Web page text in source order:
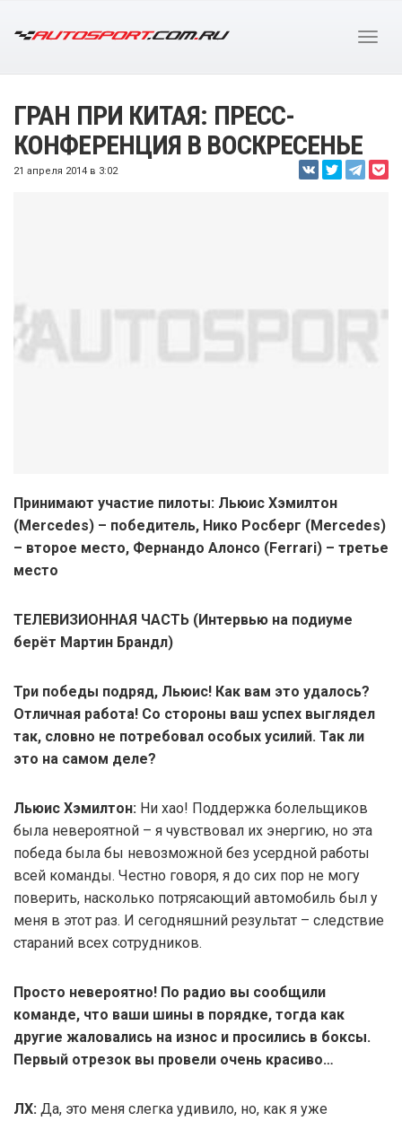
ГРАН ПРИ КИТАЯ: ПРЕСС-
КОНФЕРЕНЦИЯ В ВОСКРЕСЕНЬЕ
21 апреля 2014 в 3:02
Принимают участие пилоты: Льюис Хэмилтон
(Mercedes) – победитель, Нико Росберг (Mercedes)
– второе место, Фернандо Алонсо (Ferrari) – третье
место
ТЕЛЕВИЗИОННАЯ ЧАСТЬ (Интервью на подиуме
берёт Мартин Брандл)
Три победы подряд, Льюис! Как вам это удалось?
Отличная работа! Со стороны ваш успех выглядел
так, словно не потребовал особых усилий. Так ли
это на самом деле?
Льюис Хэмилтон: Ни хао! Поддержка болельщиков
была невероятной – я чувствовал их энергию, но эта
победа была бы невозможной без усердной работы
всей команды. Честно говоря, я до сих пор не могу
поверить, насколько потрясающий автомобиль был у
меня в этот раз. И сегодняшний результат – следствие
стараний всех сотрудников.
Просто невероятно! По радио вы сообщили
команде, что ваши шины в порядке, тогда как
другие жаловались на износ и просились в боксы.
Первый отрезок вы провели очень красиво…
ЛХ: Да, это меня слегка удивило, но, как я уже